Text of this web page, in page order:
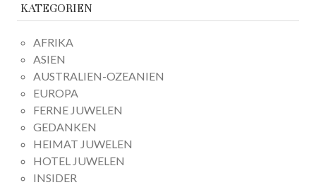
KATEGORIEN
AFRIKA
ASIEN
AUSTRALIEN-OZEANIEN
EUROPA
FERNE JUWELEN
GEDANKEN
HEIMAT JUWELEN
HOTEL JUWELEN
INSIDER